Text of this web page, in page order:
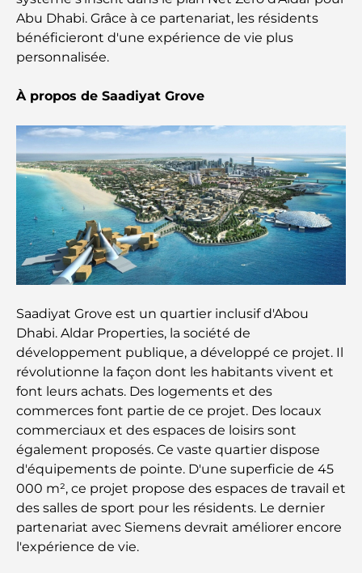
summum du fitness
Le guide ultime des restaurants gastronomiques
de Palm Jumeirah
Découvrez les meilleurs petits-déjeuners de
Hôpitaux publics à Dubaï : des soins de santé
complets pour tous
Lamborghini les plus chères jamais construites : la
liste ultime des collectionneurs
L'école GEMS la plus chère de Dubaï : un guide
Les meilleures écoles près de Damac Hills 2 : un
guide pour les familles
Les meilleurs restaurants indiens de Dubaï : un
voyage culinaire
Découvrez la promenade de Palm Jumeirah : une
balade placée sous le signe du luxe et des
panoramas.
Meilleurs quartiers où vivre en famille à Dubaï :
découvrez les meilleures options
Abu Dhabi. Grâce à ce partenariat, les résidents
bénéficieront d'une expérience de vie plus
personnalisée.
À propos de Saadiyat Grove
Saadiyat Grove est un quartier inclusif d'Abou
Dhabi. Aldar Properties, la société de
développement publique, a développé ce projet. Il
révolutionne la façon dont les habitants vivent et
font leurs achats. Des logements et des
commerces font partie de ce projet. Des locaux
commerciaux et des espaces de loisirs sont
également proposés. Ce vaste quartier dispose
d'équipements de pointe. D'une superficie de 45
000 m², ce projet propose des espaces de travail et
des salles de sport pour les résidents. Le dernier
partenariat avec Siemens devrait améliorer encore
l'expérience de vie.